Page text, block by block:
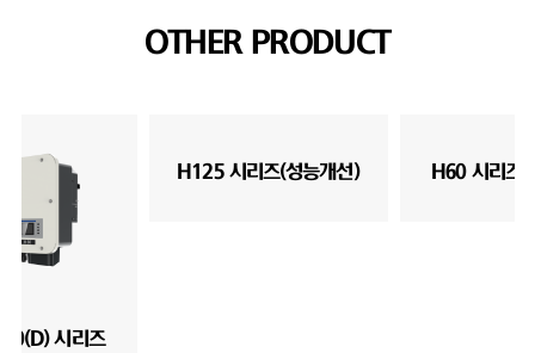
OTHER PRODUCT
시리즈
H125 시리즈(성능개선) H60 시리즈